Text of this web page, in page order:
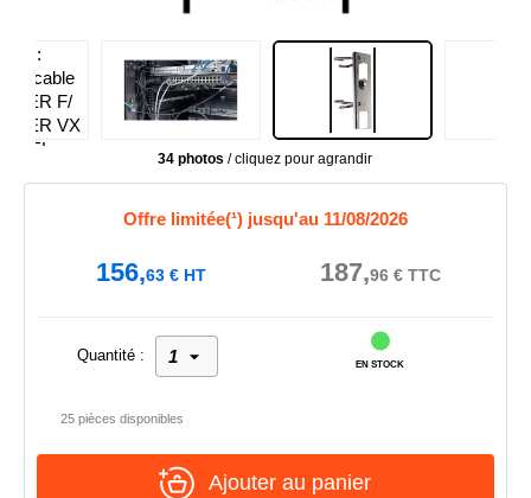
34 photos / cliquez pour agrandir
Offre limitée(¹) jusqu'au 11/08/2026
156,63€HT 187,96€TTC
Quantité :
EN STOCK
25 pièces disponibles
Ajouter au panier